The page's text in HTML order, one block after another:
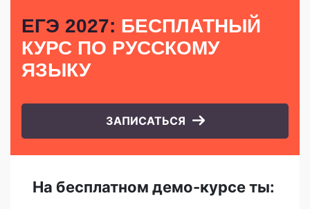
ЕГЭ 2027: БЕСПЛАТНЫЙ
КУРС ПО РУССКОМУ
ЯЗЫКУ
ЗАПИСАТЬСЯ
На бесплатном демо-курсе ты: